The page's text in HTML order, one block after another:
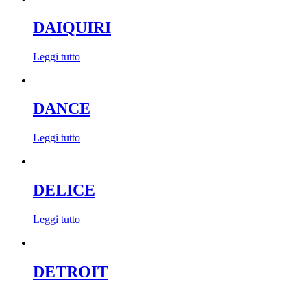
DAIQUIRI
Leggi tutto
DANCE
Leggi tutto
DELICE
Leggi tutto
DETROIT